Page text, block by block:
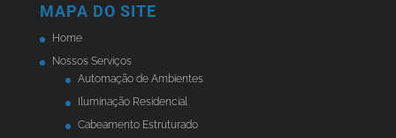
MAPA DO SITE
Home
Nossos Serviços
Automação de Ambientes
Iluminação Residencial
Cabeamento Estruturado